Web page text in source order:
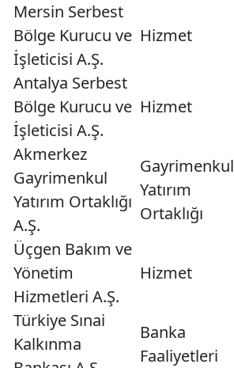
Mersin Serbest
Bölge Kurucu ve
İşleticisi A.Ş.
Hizmet
Antalya Serbest
Bölge Kurucu ve
İşleticisi A.Ş.
Hizmet
Akmerkez
Gayrimenkul
Yatırım Ortaklığı
A.Ş.
Gayrimenkul
Yatırım
Ortaklığı
Üçgen Bakım ve
Yönetim
Hizmetleri A.Ş.
Hizmet
Türkiye Sınai
Kalkınma
Banka
Faaliyetleri